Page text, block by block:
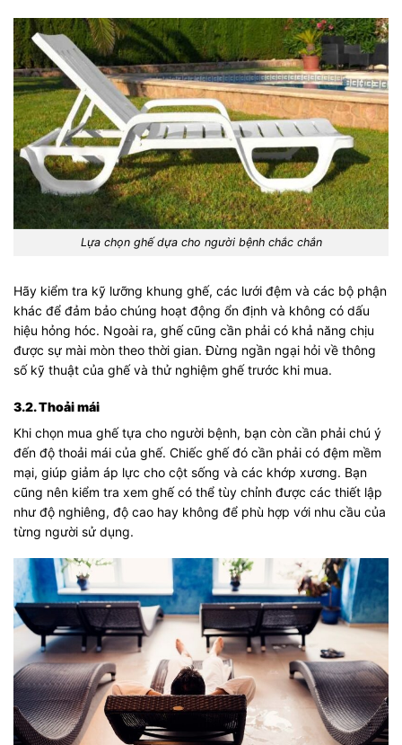
Lựa chọn ghế dựa cho người bệnh chắc chắn
Hãy kiểm tra kỹ lưỡng khung ghế, các lưới đệm và các bộ phận
khác để đảm bảo chúng hoạt động ổn định và không có dấu
hiệu hỏng hóc. Ngoài ra, ghế cũng cần phải có khả năng chịu
được sự mài mòn theo thời gian. Đừng ngần ngại hỏi về thông
số kỹ thuật của ghế và thử nghiệm ghế trước khi mua.
3.2. Thoải mái
Khi chọn mua ghế tựa cho người bệnh, bạn còn cần phải chú ý
đến độ thoải mái của ghế. Chiếc ghế đó cần phải có đệm mềm
mại, giúp giảm áp lực cho cột sống và các khớp xương. Bạn
cũng nên kiểm tra xem ghế có thể tùy chỉnh được các thiết lập
như độ nghiêng, độ cao hay không để phù hợp với nhu cầu của
từng người sử dụng.